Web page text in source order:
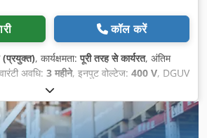
कॉल करें
(प्रयुक्त), कार्यक्षमता:पूरी तरह से कार्यरत, अंतिम
अवधि: 3 महीने, इनपुट वोल्टेज: 400 V, DGUV
, कुल वजन:
50 Hz, खाली वजन:375 किग्रा,